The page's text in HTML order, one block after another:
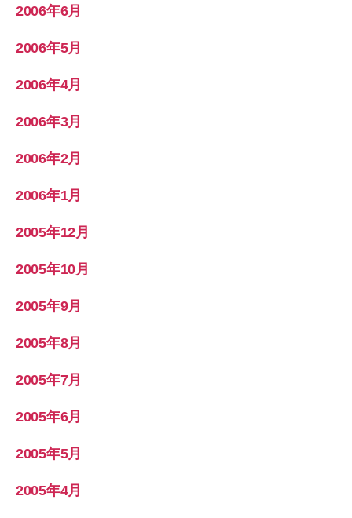
2006年6月
2006年5月
2006年4月
2006年3月
2006年2月
2006年1月
2005年12月
2005年10月
2005年9月
2005年8月
2005年7月
2005年6月
2005年5月
2005年4月